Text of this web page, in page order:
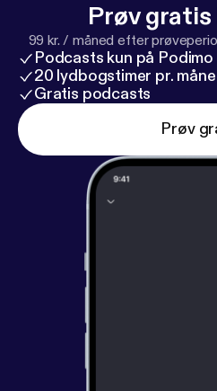
Prøv gratis
99 kr. / måned efter
Podcasts kun på Podimo
20 lydbogstimer pr.
Gratis podcasts
Prøv